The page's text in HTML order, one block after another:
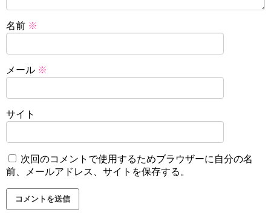
名前 ※
メール ※
サイト
次回のコメントで使用するためブラウザーに自分の名
前、メールアドレス、サイトを保存する。